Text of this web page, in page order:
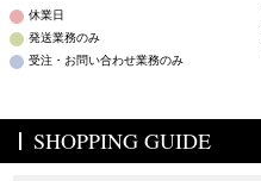
休業日
発送業務のみ
受注・お問い合わせ業務のみ
SHOPPING GUIDE